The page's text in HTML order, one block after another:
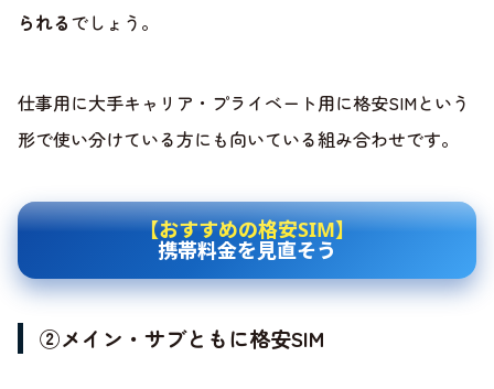
られるでしょう。
仕事用に大手キャリア・プライベート用に格安SIMという
形で使い分けている方にも向いている組み合わせです。
【おすすめの格安SIM】
携帯料金を見直そう
②メイン・サブともに格安SIM